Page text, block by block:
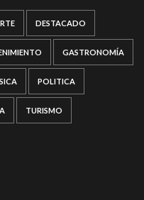
DESTACADO
GASTRONOMÍA
POLITICA
TURISMO